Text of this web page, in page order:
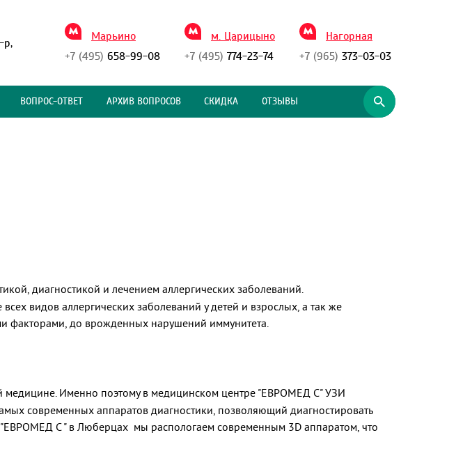
р,
Марьино
+7 (495) 658-99-08
м. Царицыно
+7 (495) 774-23-74
Нагорная
+7 (965) 373-03-03
ВОПРОС-ОТВЕТ АРХИВ ВОПРОСОВ СКИДКА ОТЗЫВЫ
диагностикой и лечением аллергических заболеваний.
видов аллергических заболеваний у детей и взрослых, а так же
факторами, до врожденных нарушений иммунитета.
Именно поэтому в медицинском центре "ЕВРОМЕД С" УЗИ
современных аппаратов диагностики, позволяющий диагностировать
С " в Люберцах мы распологаем современным 3D аппаратом, что